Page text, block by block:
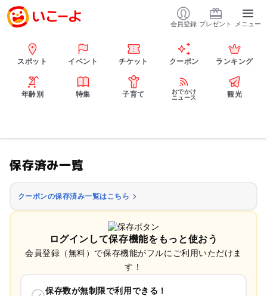
会員登録 プレゼント メニュー
スポット イベント チケット クーポン ランキング
年齢別 特集 子育て
おでかけ
ニュース
観光
保存済み一覧
クーポンの保存済み一覧はこちら
ログインして保存機能をもっと使おう
会員登録（無料）で保存機能がフルにご利用いただけま
す！
保存数が無制限で利用できる！